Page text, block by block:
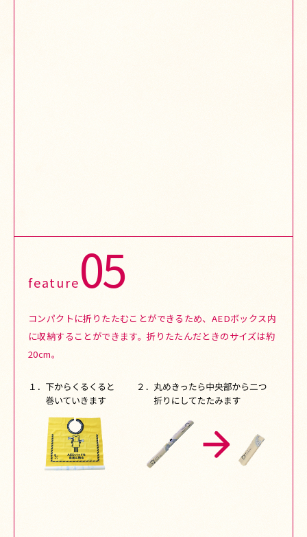
feature05
コンパクトに折りたたむことができるため、AEDボックス内
に収納することができます。折りたたんだときのサイズは約
20cm。